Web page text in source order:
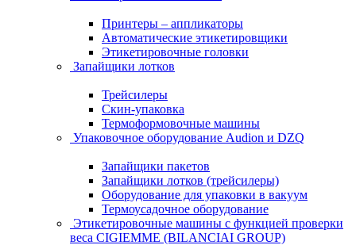
Принтеры – аппликаторы
Автоматические этикетировщики
Этикетировочные головки
Запайщики лотков
Трейсилеры
Скин-упаковка
Термоформовочные машины
Упаковочное оборудование Audion и DZQ
Запайщики пакетов
Запайщики лотков (трейсилеры)
Оборудование для упаковки в вакуум
Термоусадочное оборудование
Этикетировочные машины с функцией проверки
веса CIGIEMME (BILANCIAI GROUP)